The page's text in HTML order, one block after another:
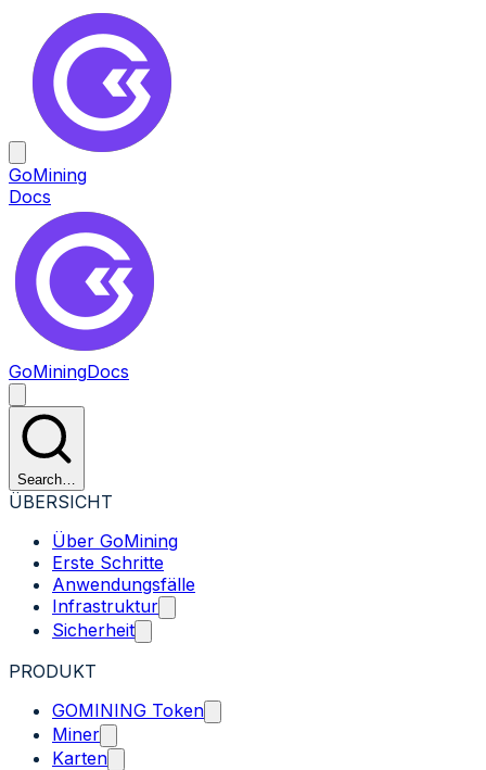
GoMining
Docs
GoMiningDocs
Search…
ÜBERSICHT
Über GoMining
Erste Schritte
Anwendungsfälle
Infrastruktur
Sicherheit
PRODUKT
GOMINING Token
Miner
Karten